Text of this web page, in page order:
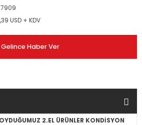
USD + KDV
Gelince Haber Ver
2.EL ÜRÜNLER KONDİSYON